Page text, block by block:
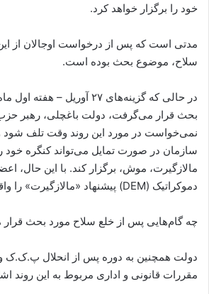
خود را برگزار خواهد کرد.
مدتی است که پس از درخواست اوجالان از
سلاح، موضوع بحث بوده است.
در حالی که گزینه‌های ۲۷ آوریل –
بحث قرار می‌گرفت، دولت باغچلی، رهبر
نمی‌خواست در مورد این روند وقت تلف شود و
مالازگیرت، موش، برگزار کند. با این حال،
دموکراتیک (DEM) پیشنهاد «مالازگیرت» را واقع‌بینانه ندانستند.
چه گام‌هایی پس از خلع سلاح مورد بحث قرار
دولت همچنین به دوره پس از انحلال پ.ک.ک
مقررات قانونی و اداری مربوط به این روند